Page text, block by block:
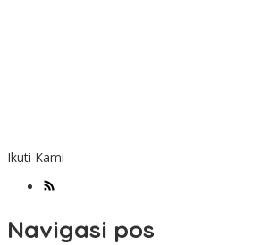
Ikuti Kami
Navigasi pos